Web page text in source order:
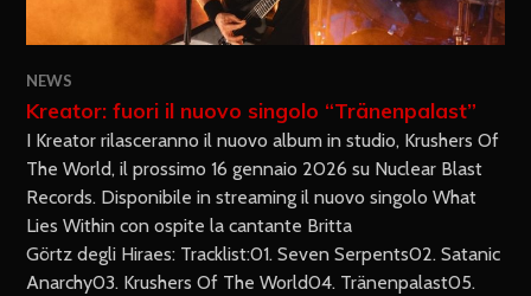
NEWS
Kreator: fuori il nuovo singolo “Tränenpalast”
I Kreator rilasceranno il nuovo album in studio, Krushers Of
The World, il prossimo 16 gennaio 2026 su Nuclear Blast
Records. Disponibile in streaming il nuovo singolo What
Lies Within con ospite la cantante Britta
Görtz degli Hiraes: Tracklist:01. Seven Serpents02. Satanic
Anarchy03. Krushers Of The World04. Tränenpalast05.